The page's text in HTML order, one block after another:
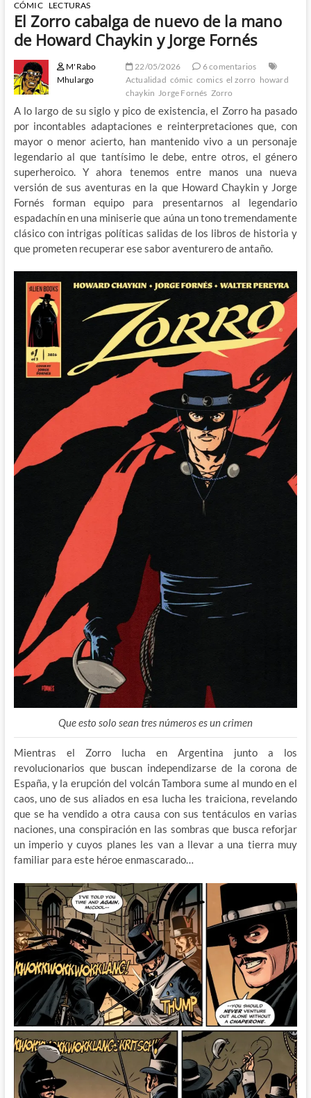
CÓMIC LECTURAS
El Zorro cabalga de nuevo de la mano
de Howard Chaykin y Jorge Fornés
M'Rabo
Mhulargo
22/05/2026
6 comentarios
Actualidad cómic comics el zorro howard
chaykin Jorge Fornés Zorro
A lo largo de su siglo y pico de existencia, el Zorro ha pasado
por incontables adaptaciones e reinterpretaciones que, con
mayor o menor acierto, han mantenido vivo a un personaje
legendario al que tantísimo le debe, entre otros, el género
superheroico. Y ahora tenemos entre manos una nueva
versión de sus aventuras en la que Howard Chaykin y Jorge
Fornés forman equipo para presentarnos al legendario
espadachín en una miniserie que aúna un tono tremendamente
clásico con intrigas políticas salidas de los libros de historia y
que prometen recuperar ese sabor aventurero de antaño.
Que esto solo sean tres números es un crimen
Mientras el Zorro lucha en Argentina junto a los
revolucionarios que buscan independizarse de la corona de
España, y la erupción del volcán Tambora sume al mundo en el
caos, uno de sus aliados en esa lucha les traiciona, revelando
que se ha vendido a otra causa con sus tentáculos en varias
naciones, una conspiración en las sombras que busca reforjar
un imperio y cuyos planes les van a llevar a una tierra muy
familiar para este héroe enmascarado…